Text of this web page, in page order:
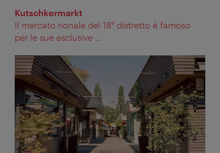
Kutschkermarkt
Il mercato rionale del 18° distretto è famoso
per le sue esclusive ...